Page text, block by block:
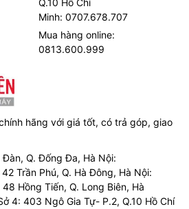
Q.10 Hồ Chí
Minh: 0707.678.707
Mua hàng online:
0813.600.999
hãng với giá tốt, có trả góp, giao
Đàn, Q. Đống Đa, Hà Nội:
Trần Phú, Q. Hà Đông, Hà Nội:
Hồng Tiến, Q. Long Biên, Hà
4: 403 Ngô Gia Tự- P.2, Q.10 Hồ Chí